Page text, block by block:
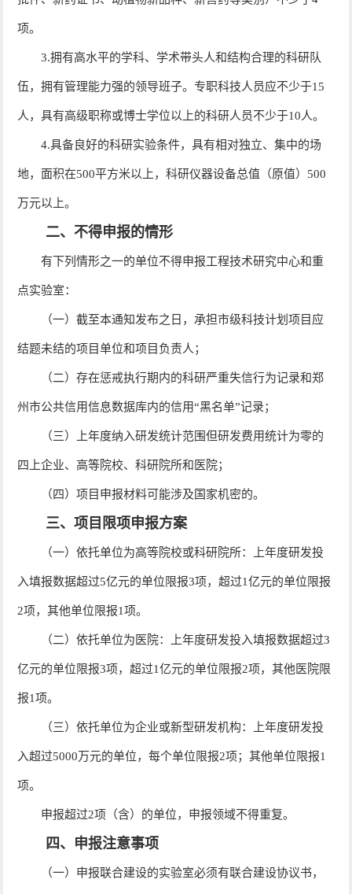
项。
3.拥有高水平的学科、学术带头人和结构合理的科研队
伍，拥有管理能力强的领导班子。专职科技人员应不少于15
人，具有高级职称或博士学位以上的科研人员不少于10人。
4.具备良好的科研实验条件，具有相对独立、集中的场
地，面积在500平方米以上，科研仪器设备总值（原值）500
万元以上。
二、不得申报的情形
有下列情形之一的单位不得申报工程技术研究中心和重
点实验室：
（一）截至本通知发布之日，承担市级科技计划项目应
结题未结的项目单位和项目负责人；
（二）存在惩戒执行期内的科研严重失信行为记录和郑
州市公共信用信息数据库内的信用“黑名单”记录；
（三）上年度纳入研发统计范围但研发费用统计为零的
四上企业、高等院校、科研院所和医院；
（四）项目申报材料可能涉及国家机密的。
三、项目限项申报方案
（一）依托单位为高等院校或科研院所：上年度研发投
入填报数据超过5亿元的单位限报3项，超过1亿元的单位限报
2项，其他单位限报1项。
（二）依托单位为医院：上年度研发投入填报数据超过3
亿元的单位限报3项，超过1亿元的单位限报2项，其他医院限
报1项。
（三）依托单位为企业或新型研发机构：上年度研发投
入超过5000万元的单位，每个单位限报2项；其他单位限报1
项。
申报超过2项（含）的单位，申报领域不得重复。
四、申报注意事项
（一）申报联合建设的实验室必须有联合建设协议书，